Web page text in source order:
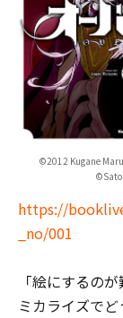
©2012 Kugane
https://
_no/001
「絵にするの
ミカライズで